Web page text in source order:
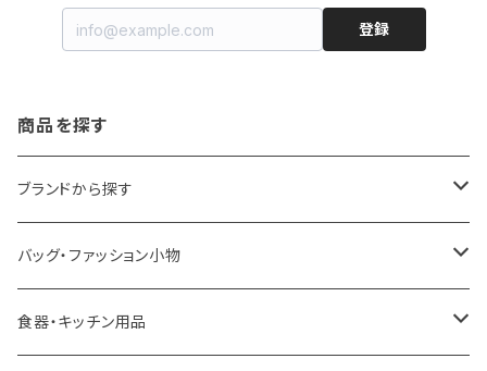
登録
商品を探す
ブランドから探す
LOQI
ideaco
バッグ・ファッション小物
エコバッグ
食器・キッチン用品